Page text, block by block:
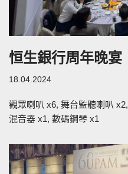
恒生銀行周年晚宴
18.04.2024
觀眾喇叭 x6, 舞台監聽喇叭
混音器 x1, 數碼鋼琴 x1